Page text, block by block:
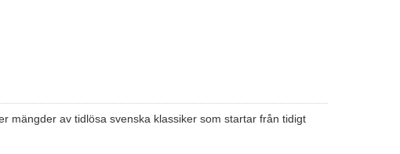
mängder av tidlösa svenska klassiker som startar från tidigt